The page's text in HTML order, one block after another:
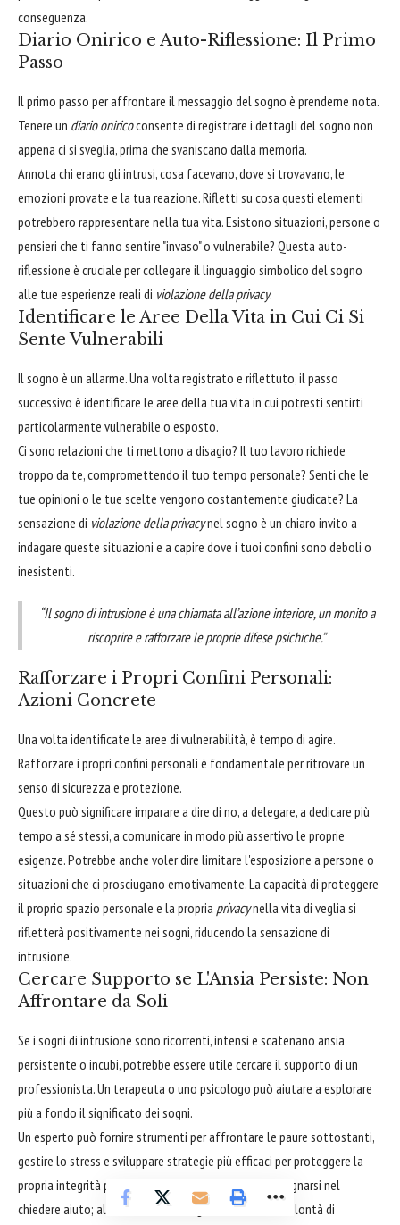
conseguenza.
Diario Onirico e Auto-Riflessione: Il Primo
Passo
Il primo passo per affrontare il messaggio del sogno è prenderne nota.
Tenere un diario oniricoconsente di registrare i dettagli del sogno non
appena ci si sveglia, prima che svaniscano dalla memoria.
Annota chi erano gli intrusi, cosa facevano, dove si trovavano, le
emozioni provate e la tua reazione. Rifletti su cosa questi elementi
potrebbero rappresentare nella tua vita. Esistono situazioni, persone o
pensieri che ti fanno sentire "invaso" o vulnerabile? Questa auto-
riflessione è cruciale per collegare il linguaggio simbolico del sogno
alle tue esperienze reali di violazione della privacy.
Identificare le Aree Della Vita in Cui Ci Si
Sente Vulnerabili
Il sogno è un allarme. Una volta registrato e riflettuto, il passo
successivo è identificare le aree della tua vita in cui potresti sentirti
particolarmente vulnerabile o esposto.
Ci sono relazioni che ti mettono a disagio? Il tuo lavoro richiede
troppo da te, compromettendo il tuo tempo personale? Senti che le
tue opinioni o le tue scelte vengono costantemente giudicate? La
sensazione di violazione della privacynel sogno è un chiaro invito a
indagare queste situazioni e a capire dove i tuoi confini sono deboli o
inesistenti.
“Il sogno di intrusione è una chiamata all’azione interiore, un monito a
riscoprire e rafforzare le proprie difese psichiche.”
Rafforzare i Propri Confini Personali:
Azioni Concrete
Una volta identificate le aree di vulnerabilità, è tempo di agire.
Rafforzare i propri confini personali è fondamentale per ritrovare un
senso di sicurezza e protezione.
Questo può significare imparare a dire di no, a delegare, a dedicare più
tempo a sé stessi, a comunicare in modo più assertivo le proprie
esigenze. Potrebbe anche voler dire limitare l'esposizione a persone o
situazioni che ci prosciugano emotivamente. La capacità di proteggere
il proprio spazio personale e la propria privacynella vita di veglia si
rifletterà positivamente nei sogni, riducendo la sensazione di
intrusione.
Cercare Supporto se L'Ansia Persiste: Non
Affrontare da Soli
Se i sogni di intrusione sono ricorrenti, intensi e scatenano ansia
persistente o incubi, potrebbe essere utile cercare il supporto di un
professionista. Un terapeuta o uno psicologo può aiutare a esplorare
più a fondo il significato dei sogni.
Un esperto può fornire strumenti per affrontare le paure sottostanti,
gestire lo stress e sviluppare strategie più efficaci per proteggere la
propria integrità psicologica. Non c'è nulla di cui vergognarsi nel
chiedere aiuto; al contrario, è un segno di forza e di volontà di